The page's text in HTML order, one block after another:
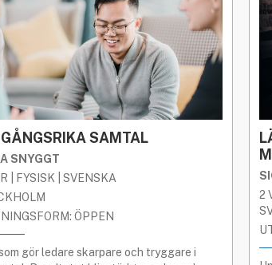
SVERIGE STOCKHOLM
BÅDA ÖPPEN
SAMTAL
SNYGGT
| FYSISK | SVENSKA
ÖPPEN
gör ledare skarpare och tryggare i
2